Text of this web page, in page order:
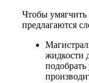
Чтобы умягчить
предлагаются
жидкости
подобрать